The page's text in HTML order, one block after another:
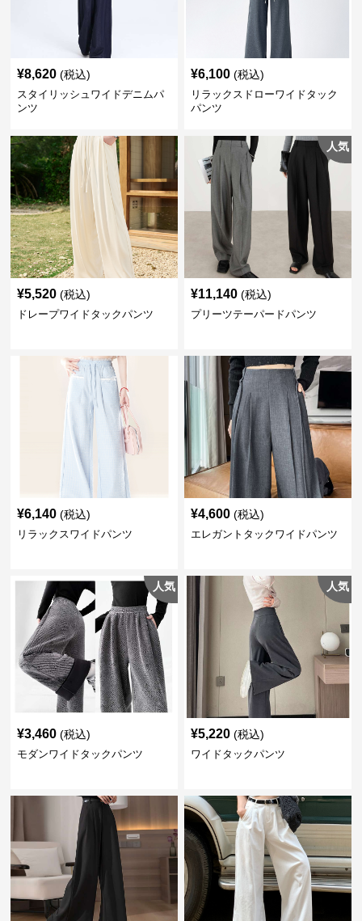
¥8,620 (税込)
スタイリッシュワイドデニムパ
ンツ
¥6,100 (税込)
リラックスドローワイドタック
パンツ
¥5,520 (税込)
ドレープワイドタックパンツ
人気
¥11,140 (税込)
プリーツテーパードパンツ
¥6,140 (税込)
リラックスワイドパンツ
¥4,600 (税込)
エレガントタックワイドパンツ
人気
¥3,460 (税込)
モダンワイドタックパンツ
人気
¥5,220 (税込)
ワイドタックパンツ